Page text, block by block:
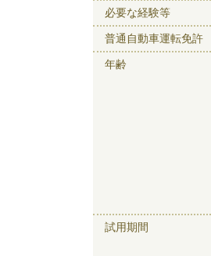
必要な経験等
普通自動車運転免許
年齢
試用期間